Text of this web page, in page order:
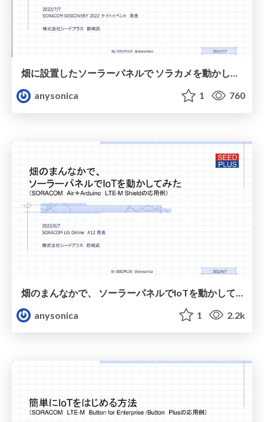
畑に設置したソーラーパネルで ソラカメを動かしたい①
anysonica
1 760
anysonica
1 2.2k